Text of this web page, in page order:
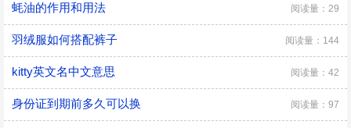
蚝油的作用和用法 阅读量：29
羽绒服如何搭配裤子 阅读量：144
kitty英文名中文意思 阅读量：42
身份证到期前多久可以换 阅读量：97